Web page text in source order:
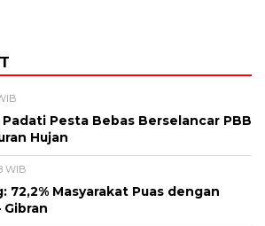
Pesta Bebas Berselancar PBB
Hujan
WIB
72,2% Masyarakat Puas dengan
Gibran